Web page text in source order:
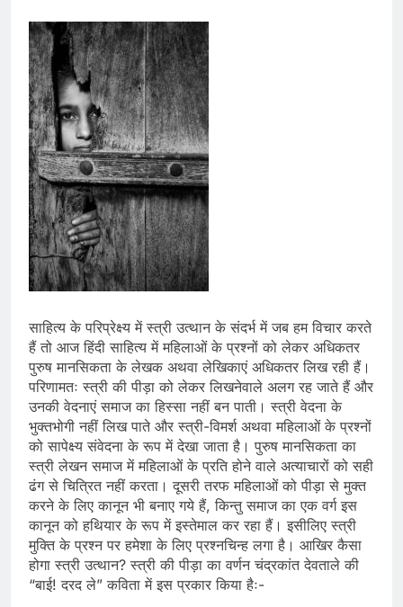
साहित्य के परिप्रेक्ष्य में स्त्री उत्थान के संदर्भ में जब हम विचार करते
हैं तो आज हिंदी साहित्य में महिलाओं के प्रश्नों को लेकर अधिकतर
पुरुष मानसिकता के लेखक अथवा लेखिकाएं अधिकतर लिख रही हैं।
परिणामतः स्त्री की पीड़ा को लेकर लिखनेवाले अलग रह जाते हैं और
उनकी वेदनाएं समाज का हिस्सा नहीं बन पाती। स्त्री वेदना के
भुक्तभोगी नहीं लिख पाते और स्त्री-विमर्श अथवा महिलाओं के प्रश्नों
को सापेक्ष्य संवेदना के रूप में देखा जाता है। पुरुष मानसिकता का
स्त्री लेखन समाज में महिलाओं के प्रति होने वाले अत्याचारों को सही
ढंग से चित्रित नहीं करता। दूसरी तरफ महिलाओं को पीड़ा से मुक्त
करने के लिए कानून भी बनाए गये हैं, किन्तु समाज का एक वर्ग इस
कानून को हथियार के रूप में इस्तेमाल कर रहा हैं। इसीलिए स्त्री
मुक्ति के प्रश्न पर हमेशा के लिए प्रश्नचिन्ह लगा है। आखिर कैसा
होगा स्त्री उत्थान? स्त्री की पीड़ा का वर्णन चंद्रकांत देवताले की
“बाई! दरद ले” कविता में इस प्रकार किया हैः-